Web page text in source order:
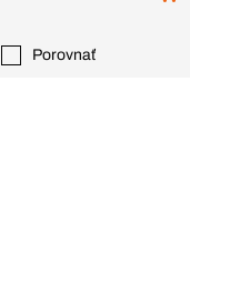
Porovnať